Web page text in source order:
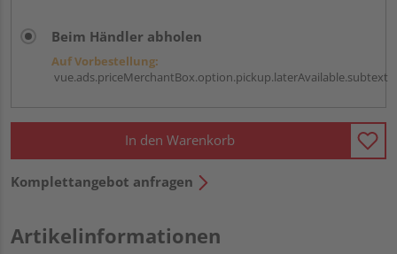
Beim Händler abholen
Auf Vorbestellung:
vue.ads.priceMerchantBox.option.pickup.laterAvailable.subtext
In den Warenkorb
Komplettangebot anfragen
Artikelinformationen